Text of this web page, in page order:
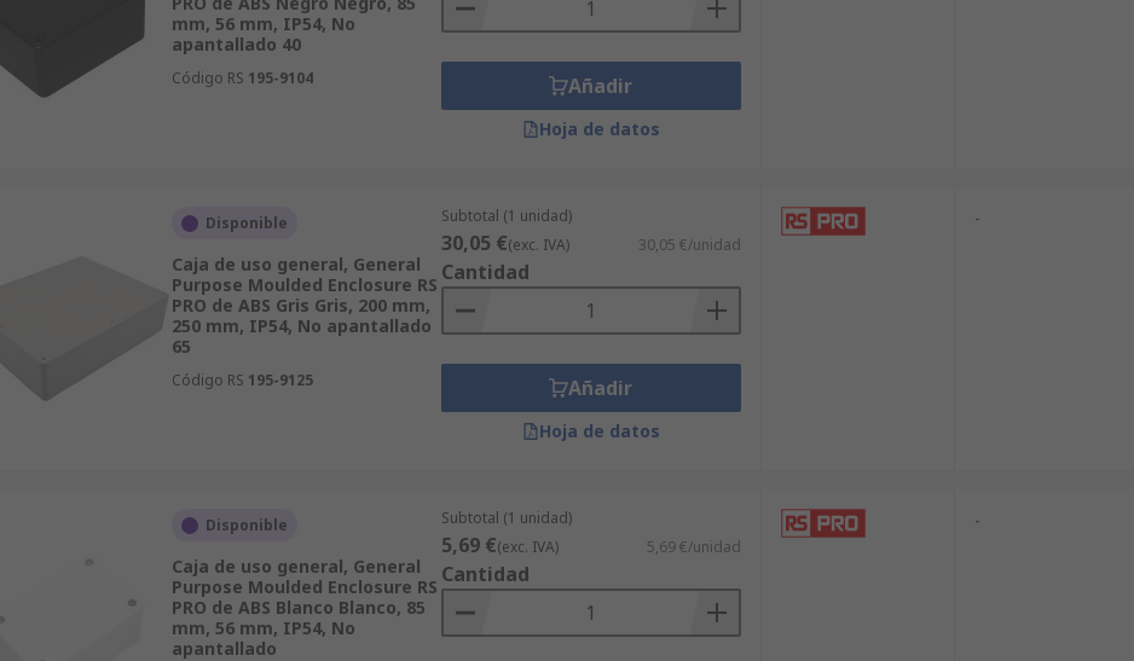
mm, 56 mm, IP54, No
apantallado 40
Código RS 195-9104 Añadir
Hoja de datos
Disponible
Caja de uso general, General
Purpose Moulded Enclosure RS
PRO de ABS Gris Gris, 200 mm,
250 mm, IP54, No apantallado
65
Código RS 195-9125
Subtotal (1 unidad)
30,05 €(exc. IVA) 30,05 €/unidad
Cantidad
Añadir
Hoja de datos
-
Disponible
Caja de uso general, General
Purpose Moulded Enclosure RS
PRO de ABS Blanco Blanco, 85
mm, 56 mm, IP54, No
apantallado
Subtotal (1 unidad)
5,69 €(exc. IVA) 5,69 €/unidad
Cantidad
-